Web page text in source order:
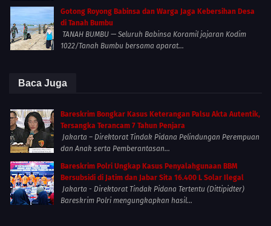
Gotong Royong Babinsa dan Warga Jaga Kebersihan Desa
di Tanah Bumbu
TANAH BUMBU — Seluruh Babinsa Koramil jajaran Kodim
1022/Tanah Bumbu bersama aparat...
Baca Juga
Bareskrim Bongkar Kasus Keterangan Palsu Akta Autentik,
Tersangka Terancam 7 Tahun Penjara
Jakarta – Direktorat Tindak Pidana Pelindungan Perempuan
dan Anak serta Pemberantasan...
Bareskrim Polri Ungkap Kasus Penyalahgunaan BBM
Bersubsidi di Jatim dan Jabar Sita 16.400 L Solar Ilegal
Jakarta - Direktorat Tindak Pidana Tertentu (Dittipidter)
Bareskrim Polri mengungkapkan hasil...